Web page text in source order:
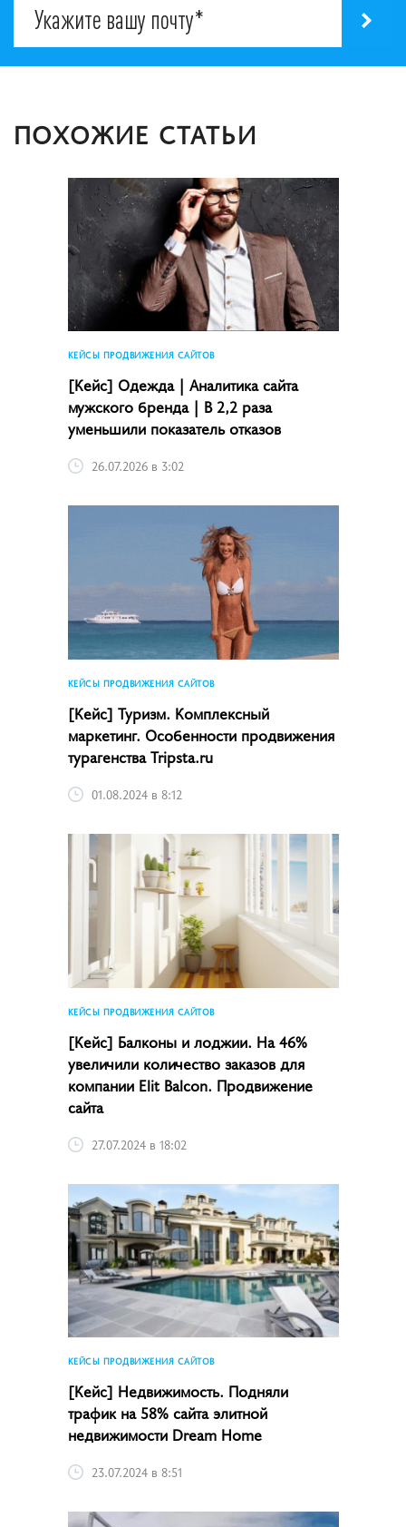
ПОХОЖИЕ СТАТЬИ
КЕЙСЫ ПРОДВИЖЕНИЯ САЙТОВ
[Кейс] Одежда | Аналитика сайта
мужского бренда | В 2,2 раза
уменьшили показатель отказов
26.07.2026 в 3:02
КЕЙСЫ ПРОДВИЖЕНИЯ САЙТОВ
[Кейс] Туризм. Комплексный
маркетинг. Особенности продвижения
турагенства Tripsta.ru
01.08.2024 в 8:12
КЕЙСЫ ПРОДВИЖЕНИЯ САЙТОВ
[Кейс] Балконы и лоджии. На 46%
увеличили количество заказов для
компании Elit Balcon. Продвижение
сайта
27.07.2024 в 18:02
КЕЙСЫ ПРОДВИЖЕНИЯ САЙТОВ
[Кейс] Недвижимость. Подняли
трафик на 58% сайта элитной
недвижимости Dream Home
23.07.2024 в 8:51